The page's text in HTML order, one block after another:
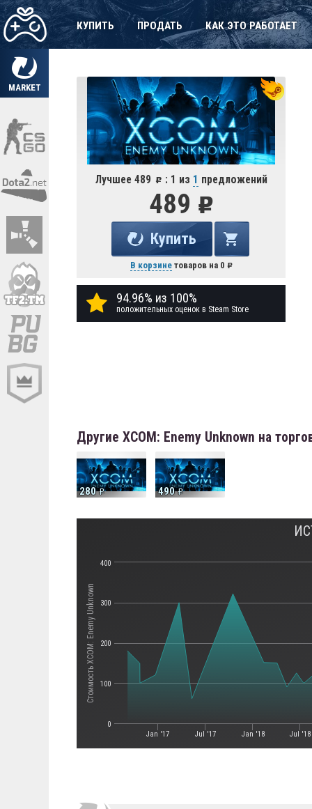
MARKET
КУПИТЬ ПРОДАТЬ КАК ЭТО РАБОТАЕТ
Лучшее 489 : 1 из 1 предложений
489
Купить
В корзинетоваров на 0
94.96% из 100%
положительных оценок в Steam Store
Другие XCOM: Enemy Unknown на
280 490
Стоимость XCOM: Enemy Unknown
Jan '17 Jul '17 Jan '18 Jul '18
0
100
200
300
400